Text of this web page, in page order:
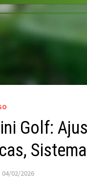
Golf:
04/02/2026